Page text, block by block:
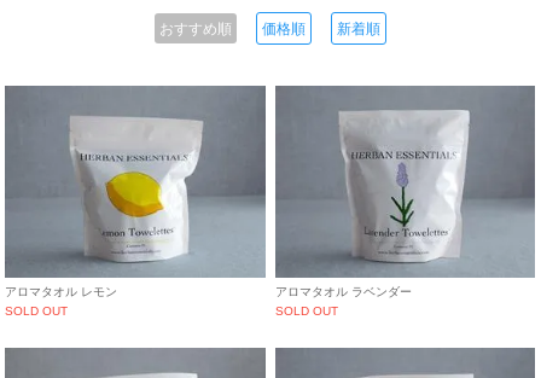
おすすめ順 価格順 新着順
アロマタオル レモン
SOLD OUT
アロマタオル ラベンダー
SOLD OUT